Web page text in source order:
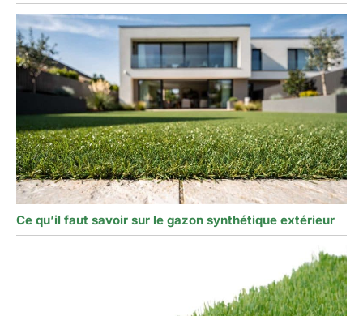
Ce qu’il faut savoir sur le gazon synthétique extérieur